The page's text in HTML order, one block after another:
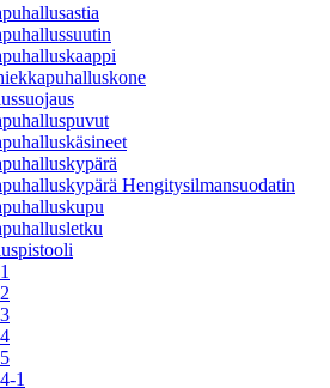
Hengitysilmansuodatin
1